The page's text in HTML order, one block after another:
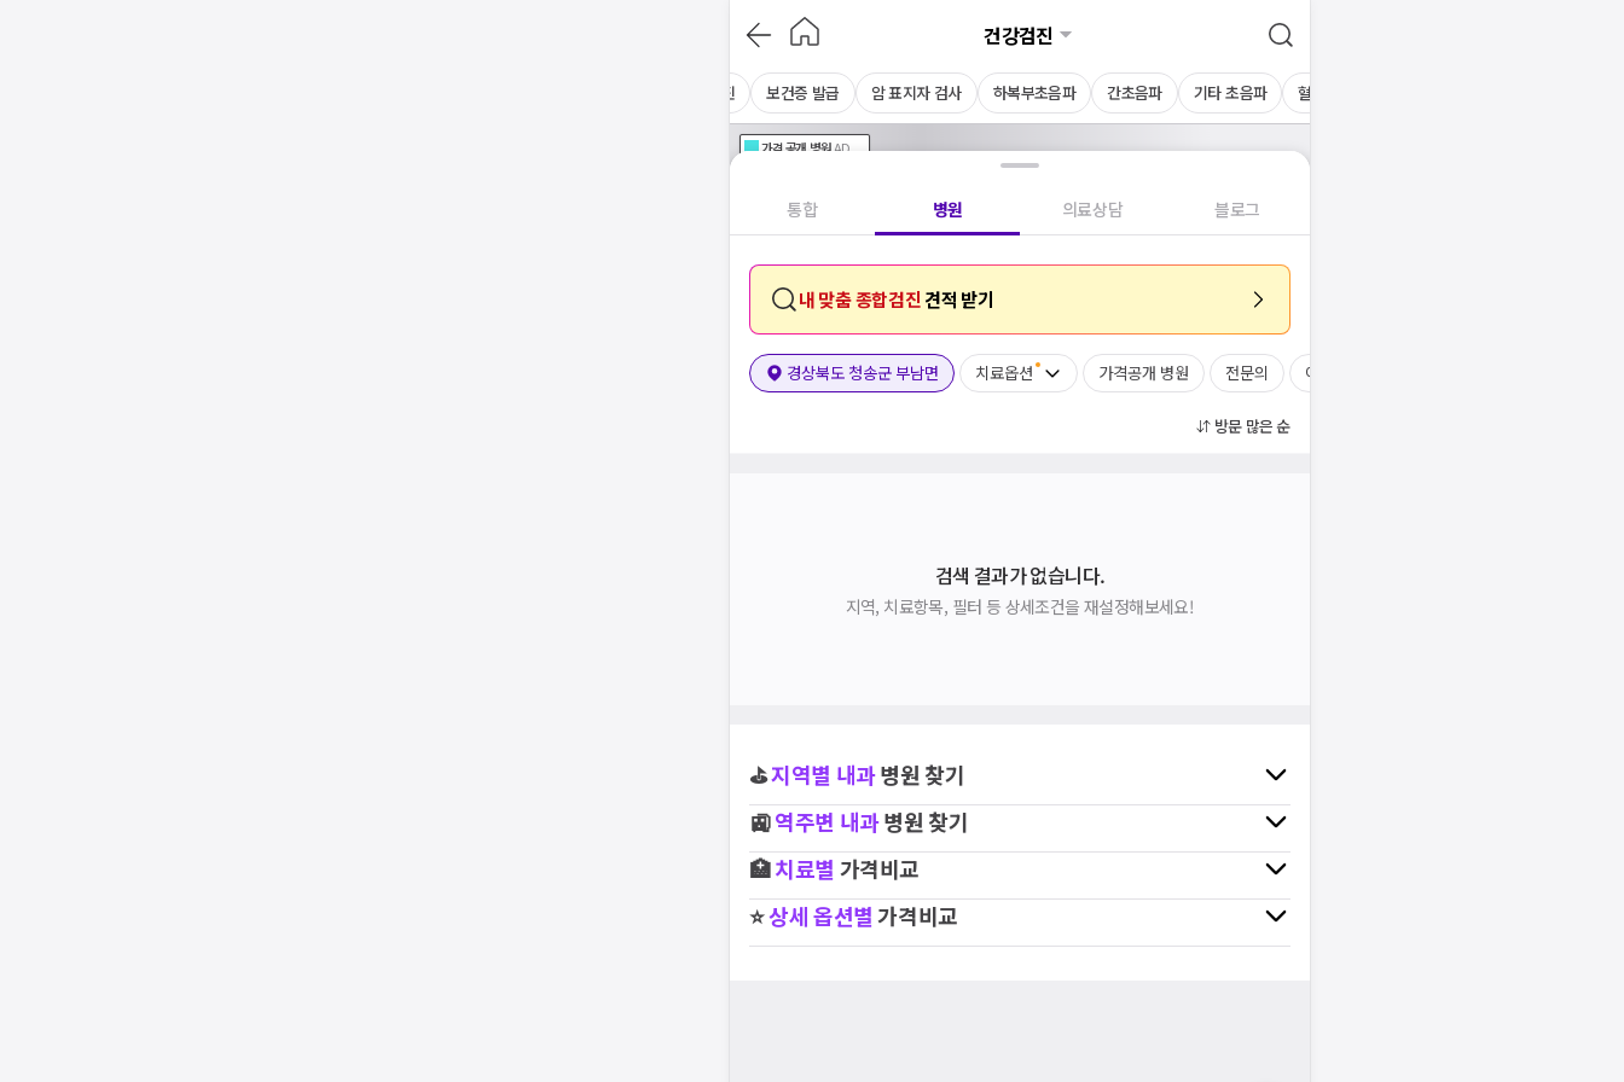
건강검진
채용 건강검진 보건증 발급 암 표지자 검사 하복부초음파 간초음파 기타 초음파 혈액검사
가격공개 병원AD
통합 병원 의료상담 블로그
내 맞춤 종합검진 견적 받기
경상북도 청송군 부남면 치료옵션 가격공개 병원 전문의 여의사
방문 많은 순
검색 결과가 없습니다.
지역, 치료항목, 필터 등 상세조건을 재설정해보세요!
⛳지역별 내과병원 찾기
🚉역주변 내과병원 찾기
🏥치료별 가격비교
⭐상세 옵션별가격비교